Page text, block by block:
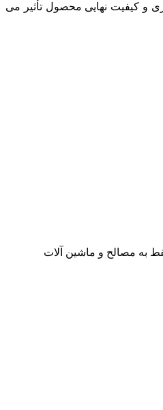
و کیفیت نهایی محصول تأثیر می
به مصالح و ماشین آلات